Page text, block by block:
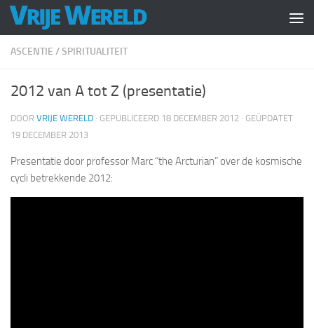
Doorgaan naar inhoud
ASCENTIE /SPIRITUALITEIT
2012 van A tot Z (presentatie)
DOOR VRIJE WERELD · GEPUBLICEERD 18 DECEMBER 2012 · GEÜPDATET
19 DECEMBER 2013
Presentatie door professor Marc “the Arcturian” over de kosmische
cycli betrekkende 2012: